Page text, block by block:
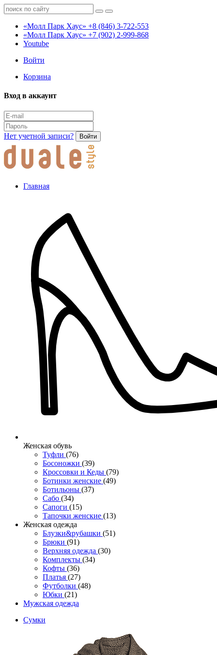
«Молл Парк Хаус» +8 (846) 3-722-553
«Молл Парк Хаус» +7 (902) 2-999-868
Youtube
Войти
Корзина
Вход в аккаунт
Нет учетной записи? Войти
Главная
Женcкая обувь
Туфли (76)
Босоножки (39)
Кроссовки и Кеды (79)
Ботинки женские (49)
Ботильоны (37)
Сабо (34)
Сапоги (15)
Тапочки женские (13)
Женская одежда
Блузки&рубашки (51)
Брюки (91)
Верхняя одежда (30)
Комплекты (34)
Кофты (36)
Платья (27)
Футболки (48)
Юбки (21)
Мужская одежда
Сумки